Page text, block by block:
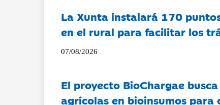
La Xunta instalará 170
en el rural para facilitar los
07/08/2026
El proyecto BioChargae
agrícolas en bioinsumos para